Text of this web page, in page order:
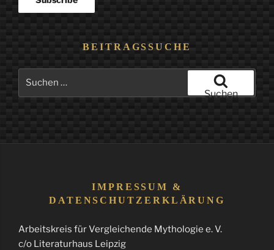
BEITRAGSSUCHE
Suchen
IMPRESSUM &
DATENSCHUTZERKLÄRUNG
Arbeitskreis für Vergleichende Mythologie e. V.
c/o Literaturhaus Leipzig